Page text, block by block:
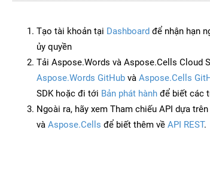
Tạo tài khoản tại Dashboard để nhận hạn
ủy quyền
Tải Aspose.Words và Aspose.Cells Cloud
Aspose.Words GitHub và Aspose.Cells
SDK hoặc đi tới Bản phát hành để biết các
Ngoài ra, hãy xem Tham chiếu API dựa
và Aspose.Cells để biết thêm về API REST.